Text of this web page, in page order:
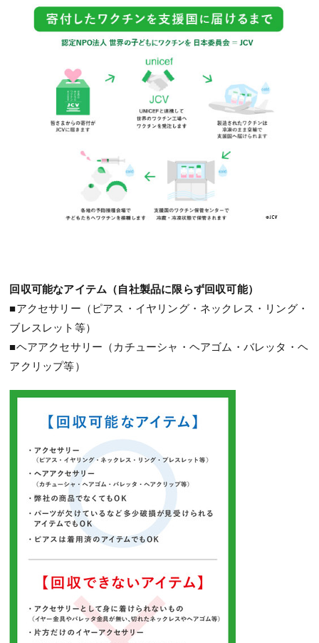
回収可能なアイテム（自社製品に限らず回収可能）
■アクセサリー（ピアス・イヤリング・ネックレス・リング・
ブレスレット等）
■ヘアアクセサリー（カチューシャ・ヘアゴム・バレッタ・ヘ
アクリップ等）